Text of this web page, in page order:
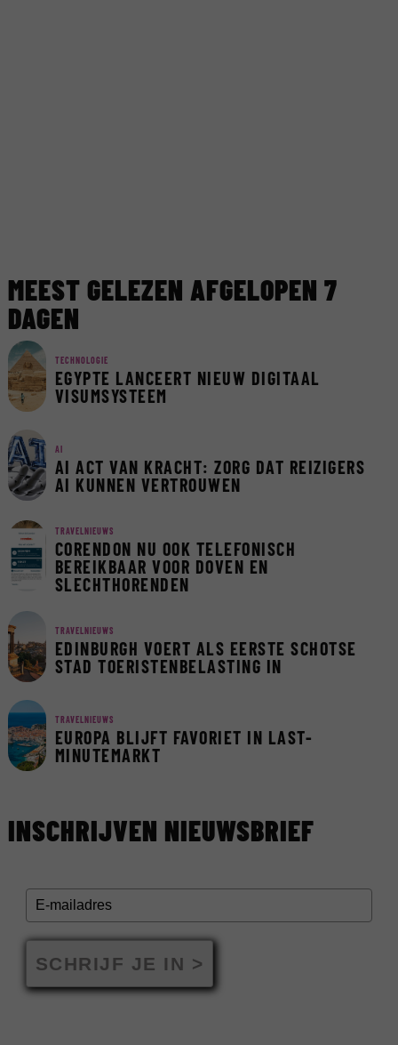
MEEST GELEZEN AFGELOPEN 7
DAGEN
TECHNOLOGIE
EGYPTE LANCEERT NIEUW DIGITAAL
VISUMSYSTEEM
AI
AI ACT VAN KRACHT: ZORG DAT REIZIGERS
AI KUNNEN VERTROUWEN
TRAVELNIEUWS
CORENDON NU OOK TELEFONISCH
BEREIKBAAR VOOR DOVEN EN
SLECHTHORENDEN
TRAVELNIEUWS
EDINBURGH VOERT ALS EERSTE SCHOTSE
STAD TOERISTENBELASTING IN
TRAVELNIEUWS
EUROPA BLIJFT FAVORIET IN LAST-
MINUTEMARKT
INSCHRIJVEN NIEUWSBRIEF
SCHRIJF JE IN >